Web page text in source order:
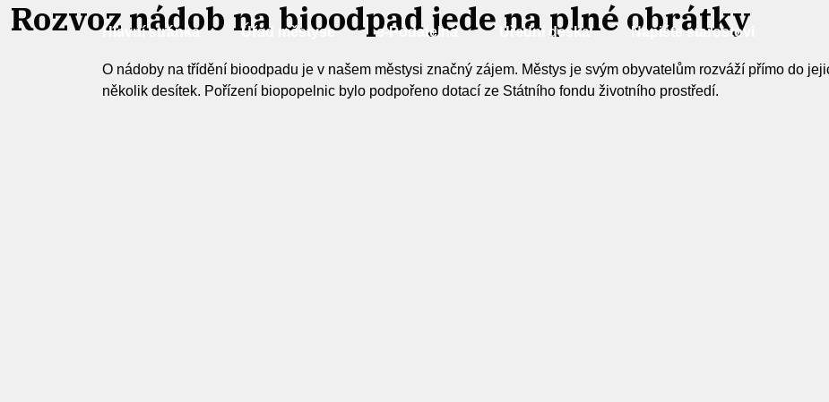
Hlavní stránka Úřad městyse e-Podatelna Úřední deska Napište starostovi
Rozvoz nádob na bioodpad jede na plné obrátky
O nádoby na třídění bioodpadu je v našem městysi značný zájem. Městys je svým obyvatelům rozváží přímo do
několik desítek. Pořízení biopopelnic bylo podpořeno dotací ze Státního fondu životního prostředí.